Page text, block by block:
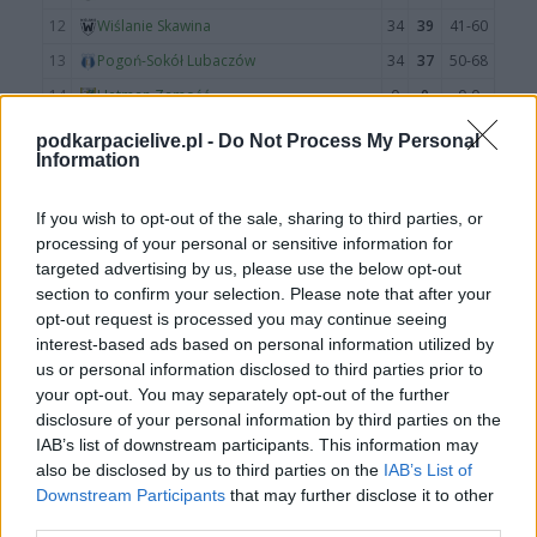
podkarpacielive.pl - Do Not Process My Personal
Information
If you wish to opt-out of the sale, sharing to third parties, or
processing of your personal or sensitive information for
targeted advertising by us, please use the below opt-out
section to confirm your selection. Please note that after your
opt-out request is processed you may continue seeing
interest-based ads based on personal information utilized by
us or personal information disclosed to third parties prior to
your opt-out. You may separately opt-out of the further
disclosure of your personal information by third parties on the
IAB’s list of downstream participants. This information may
also be disclosed by us to third parties on the IAB’s List of
Downstream Participants that may further disclose it to other
Więcej o lidze:III liga, gr. IV
CZYTAJ TAKŻE